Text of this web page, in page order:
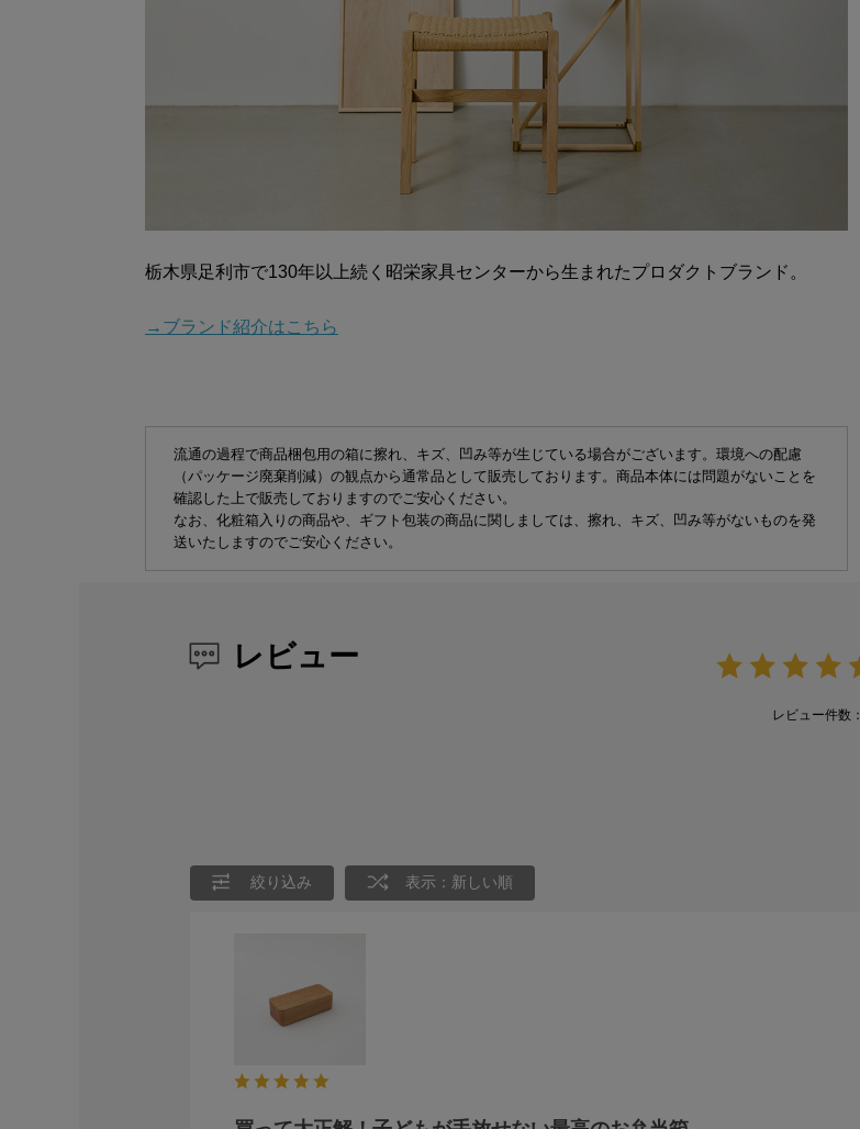
栃木県足利市で130年以上続く昭栄家具センターから生まれたプロダクトブランド。
→ブランド紹介はこちら
流通の過程で商品梱包用の箱に擦れ、キズ、凹み等が生じている場合がございます。環境への配慮
（パッケージ廃棄削減）の観点から通常品として販売しております。商品本体には問題がないことを
確認した上で販売しておりますのでご安心ください。
なお、化粧箱入りの商品や、ギフト包装の商品に関しましては、擦れ、キズ、凹み等がないものを発
送いたしますのでご安心ください。
レビュー
レビュー件数：
絞り込み 表示：新しい順